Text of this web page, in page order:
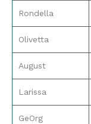
Rondella
Olivetta
August
Larissa
GeOrg